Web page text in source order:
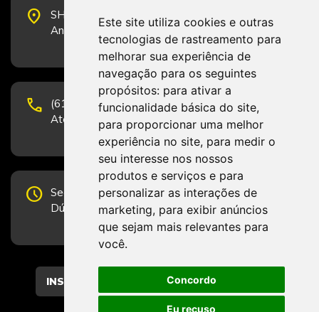
Este site utiliza cookies e outras
tecnologias de rastreamento para
melhorar sua experiência de
navegação para os seguintes
propósitos: para ativar a
funcionalidade básica do site,
para proporcionar uma melhor
experiência no site, para medir o
seu interesse nos nossos
produtos e serviços e para
personalizar as interações de
marketing, para exibir anúncios
que sejam mais relevantes para
você.
Concordo
Eu recuso
place
SHS Quadra 6, Bloco E, Complexo Brasil 21, 20º
Andar, Sala 2001 - CEP 70322-915 - Brasília/DF
phone
(61) 3223-1652 e (61) 98131-3801.
Atendimento por telefone em horário comercial
schedule Segunda-feira a Sexta-feira de 12h às 19h.
Dúvidas e sugestões pelo Fale Conosco.